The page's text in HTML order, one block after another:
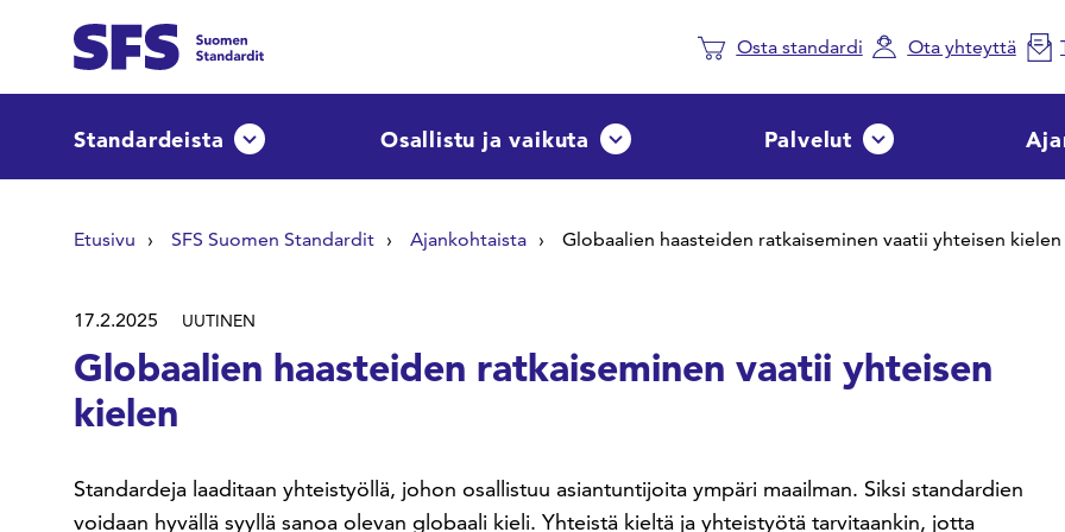
Osta standardi Ota yhteyttä
Standardeista Avaa tai sulje pudotusvalikkoOsallistu ja vaikuta Avaa tai sulje pudotusvalikko
Palvelut Avaa tai sulje
Etusivu SFS Suomen Standardit Ajankohtaista Globaalien haasteiden ratkaiseminen vaatii yhteisen kielen
17.2.2025 UUTINEN
Globaalien haasteiden ratkaiseminen vaatii yhteisen
kielen
Standardeja laaditaan yhteistyöllä, johon osallistuu asiantuntijoita ympäri maailman. Siksi standardien
voidaan hyvällä syyllä sanoa olevan globaali kieli. Yhteistä kieltä ja yhteistyötä tarvitaankin, jotta